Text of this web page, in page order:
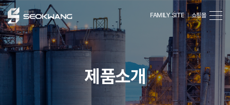
서
광
산
FAMILY SITE 쇼핑몰
제품소개